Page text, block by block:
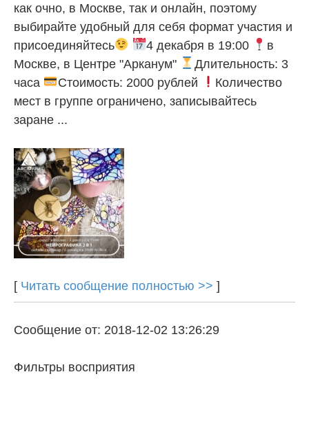
как очно, в Москве, так и онлайн, поэтому
выбирайте удобный для себя формат участия и
присоединяйтесь
4 декабря в 19:00
в
Москве, в Центре "Арканум"
Длительность: 3
часа
Стоимость: 2000 рублей
Количество
мест в группе ограничено, записывайтесь
заране ...
[ Читать сообщение полностью >> ]
Сообщение от: 2018-12-02 13:26:29
Фильтры восприятия